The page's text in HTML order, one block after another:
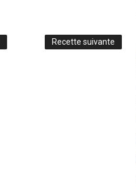
Recette suivante